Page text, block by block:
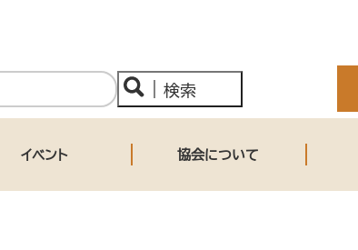
イベント 協会について